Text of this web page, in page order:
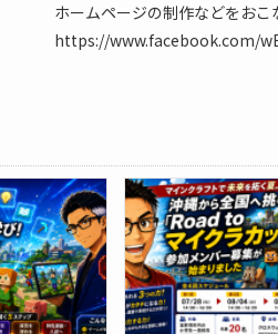
ホームページの制作などをおこ
https://www.facebook.com/